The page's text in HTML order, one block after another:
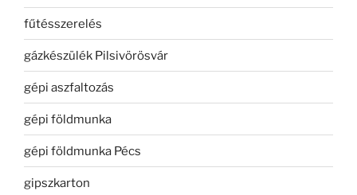
fűtésszerelés
gázkészülék Pilsivörösvár
gépi aszfaltozás
gépi földmunka
gépi földmunka Pécs
gipszkarton